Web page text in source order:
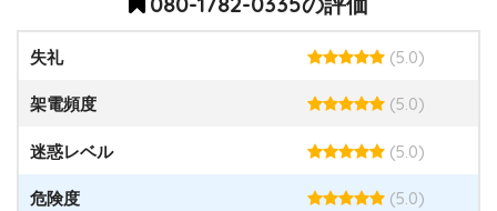
失礼 (5.0)
架電頻度 (5.0)
迷惑レベル (5.0)
危険度 (5.0)